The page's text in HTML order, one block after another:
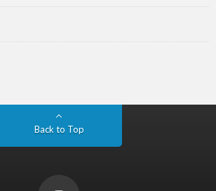
Back to Top